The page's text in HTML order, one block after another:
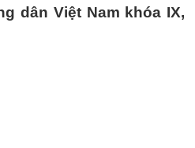
dân Việt Nam khóa IX,